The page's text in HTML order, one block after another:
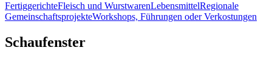
FertiggerichteFleisch und WurstwarenLebensmittelRegionale
GemeinschaftsprojekteWorkshops, Führungen oder Verkostungen
Schaufenster